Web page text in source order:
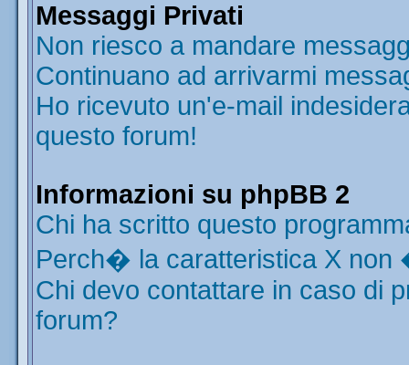
Messaggi Privati
Non riesco a mandare
Continuano ad arrivarmi
Ho ricevuto un'e-mail
questo forum!
Informazioni su phpBB 2
Chi ha scritto questo
Perch� la caratteristica X non
Chi devo contattare in caso di
forum?